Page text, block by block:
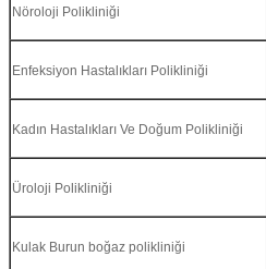
Nöroloji Polikliniği
Enfeksiyon Hastalıkları Polikliniği
Kadın Hastalıkları Ve Doğum Polikliniği
Üroloji Polikliniği
Kulak Burun boğaz polikliniği